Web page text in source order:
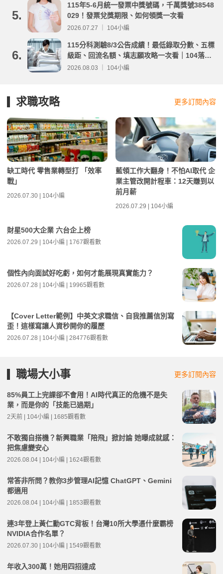
5.
115年5-6月統一發票中獎號碼，千萬獎號38548
029！發票兌獎期限、如何領獎一次看
2026.07.27 ｜ 104小編
6.
115分科測驗8/3公告成績！最低錄取分數、五標
級距、回流名額、填志願攻略一次看｜104落點
分析
2026.08.03 ｜ 104小編
求職攻略 更多訂閱內容
缺工時代 零售業轉型打 「效率
戰」
2026.07.30 | 104小編
藍領工作大翻身！不怕AI取代 企
業主管改開計程車：12天賺到以
前月薪
2026.07.29 | 104小編
財星500大企業 六台企上榜
2026.07.29 | 104小編 | 1767觀看數
個性內向面試好吃虧，如何才能展現真實能力？
2026.07.28 | 104小編 | 19965觀看數
【Cover Letter範例】中英文求職信、自我推薦信別寫
歪！這樣寫讓人資秒開你的履歷
2026.07.28 | 104小編 | 284776觀看數
職場大小事 更多訂閱內容
85%員工上完課卻不會用！AI時代真正的危機不是失
業，而是你的「技能已過期」
2天前 | 104小編 | 1685觀看數
不敢獨自搭機？新興職業「陪飛」掀討論 她曝成就感：
把焦慮變安心
2026.08.04 | 104小編 | 1624觀看數
常答非所問？教你3步管理AI記憶 ChatGPT、Gemini
都適用
2026.08.04 | 104小編 | 1853觀看數
連3年登上黃仁勳GTC背板！台灣10所大學憑什麼霸榜
NVIDIA合作名單？
2026.07.30 | 104小編 | 1549觀看數
年收入300萬！她用四招達成